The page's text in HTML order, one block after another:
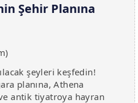
Şehir Planına
şeyleri keşfedin!
planına, Athena
ve antik tiyatroya hayran